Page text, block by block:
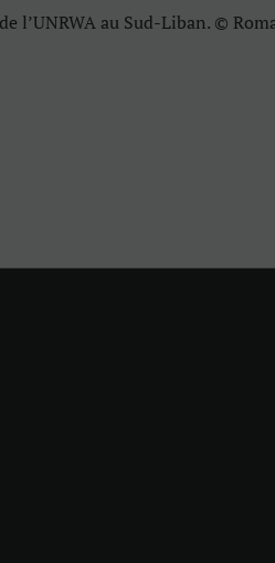
l’UNRWA au Sud-Liban. ©